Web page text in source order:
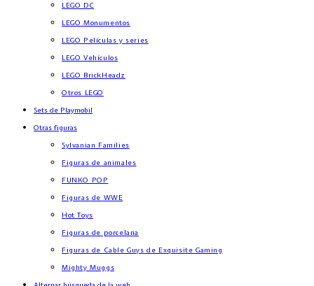
LEGO DC
LEGO Monumentos
LEGO Películas y series
LEGO Vehículos
LEGO BrickHeadz
Otros LEGO
Sets de Playmobil
Otras figuras
Sylvanian Families
Figuras de animales
FUNKO POP
Figuras de WWE
Hot Toys
Figuras de porcelana
Figuras de Cable Guys de Exquisite Gaming
Mighty Muggs